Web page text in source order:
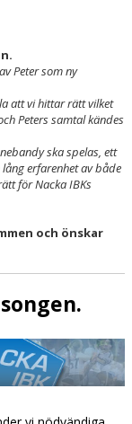
Peter som ny
att vi hittar rätt vilket
Peters samtal kändes
ska spelas, ett
erfarenhet av både
för Nacka IBKs
och önskar